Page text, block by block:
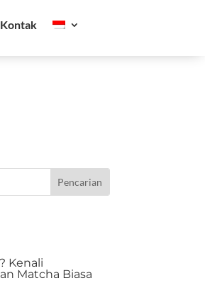
Kontak
Kenali
Matcha Biasa